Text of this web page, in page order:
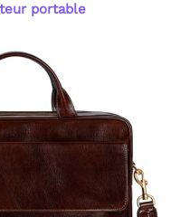
portable